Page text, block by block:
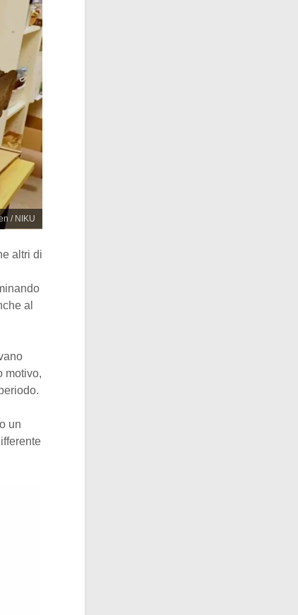
/ NIKU
altri di
al
motivo,
un